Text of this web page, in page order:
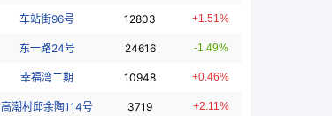
车站街96号 12803 +1.51%
东一路24号 24616 -1.49%
幸福湾二期 10948 +0.46%
高潮村邱余陶114号 3719 +2.11%